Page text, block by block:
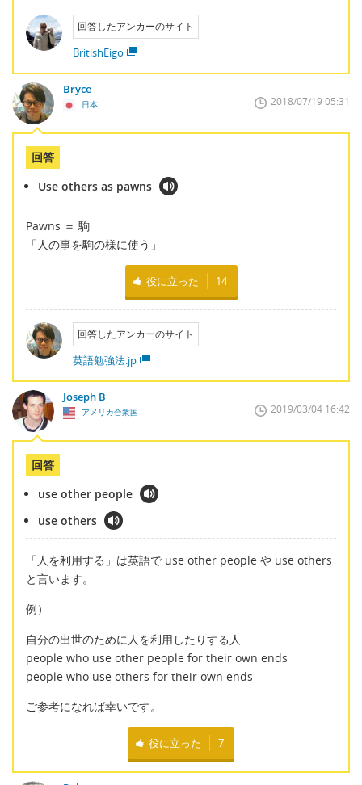
回答したアンカーのサイト
BritishEigo
Bryce
日本 2018/07/19 05:31
回答
Use others as pawns
Pawns ＝ 駒
「人の事を駒の様に使う」
役に立った 14
回答したアンカーのサイト
英語勉強法.jp
Joseph B
アメリカ合衆国 2019/03/04 16:42
回答
use other people
use others
「人を利用する」は英語で use other people や use others
と言います。
例）
自分の出世のために人を利用したりする人
people who use other people for their own ends
people who use others for their own ends
ご参考になれば幸いです。
役に立った 7